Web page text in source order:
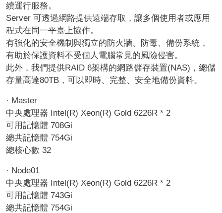
續運行服務。
Server 可透過網路提供遠端存取，讓多個使用者或應用
程式在同一平臺上協作。
有強化的安全機制與獨立的防火牆、防毒、備份系統，
有助於保護資料不受個人電腦常見的風險侵害。
此外，我們提供RAID 6架構的網路儲存裝置(NAS)，總儲
存量高達80TB，可以即時、完整、安全地備份資料。
· Master
中央處理器 Intel(R) Xeon(R) Gold 6226R * 2
可用記憶體 708Gi
總共記憶體 754Gi
總核心數 32
· Node01
中央處理器 Intel(R) Xeon(R) Gold 6226R * 2
可用記憶體 743Gi
總共記憶體 754Gi